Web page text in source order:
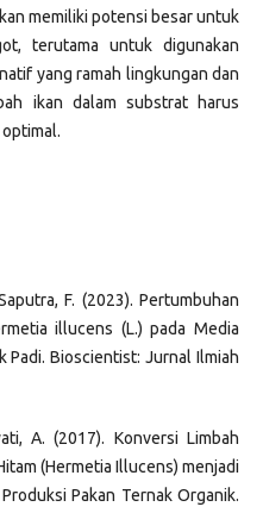
memiliki potensi besar untuk
terutama untuk digunakan
yang ramah lingkungan dan
ikan dalam substrat harus
F. (2023). Pertumbuhan
illucens (L.) pada Media
Padi. Bioscientist: Jurnal Ilmiah
A. (2017). Konversi Limbah
(Hermetia Illucens) menjadi
Pakan Ternak Organik.